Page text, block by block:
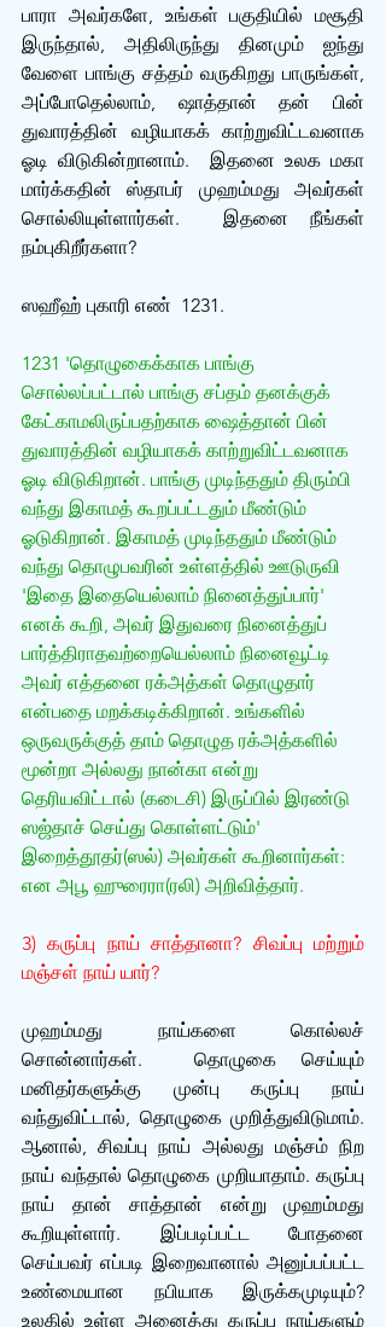
பாரா அவர்களே, உங்கள் பகுதியில் மசூதி
இருந்தால், அதிலிருந்து தினமும் ஐந்து
வேளை பாங்கு சத்தம் வருகிறது பாருங்கள்,
அப்போதெல்லாம், ஷாத்தான் தன் பின்
துவாரத்தின் வழியாகக் காற்றுவிட்டவனாக
ஓடி விடுகின்றானாம்.  இதனை உலக மகா
மார்க்கதின் ஸ்தாபர் முஹம்மது அவர்கள்
சொல்லியுள்ளார்கள்.  இதனை நீங்கள்
நம்புகிறீர்களா?
ஸஹீஹ் புகாரி எண்  1231.
1231 'தொழுகைக்காக பாங்கு
சொல்லப்பட்டால் பாங்கு சப்தம் தனக்குக்
கேட்காமலிருப்பதற்காக ஷைத்தான் பின்
துவாரத்தின் வழியாகக் காற்றுவிட்டவனாக
ஓடி விடுகிறான். பாங்கு முடிந்ததும் திரும்பி
வந்து இகாமத் கூறப்பட்டதும் மீண்டும்
ஓடுகிறான். இகாமத் முடிந்ததும் மீண்டும்
வந்து தொழுபவரின் உள்ளத்தில் ஊடுருவி
'இதை இதையெல்லாம் நினைத்துப்பார்'
எனக் கூறி, அவர் இதுவரை நினைத்துப்
பார்த்திராதவற்றையெல்லாம் நினைவூட்டி
அவர் எத்தனை ரக்அத்கள் தொழுதார்
என்பதை மறக்கடிக்கிறான். உங்களில்
ஒருவருக்குத் தாம் தொழுத ரக்அத்களில்
மூன்றா அல்லது நான்கா என்று
தெரியவிட்டால் (கடைசி) இருப்பில் இரண்டு
ஸஜ்தாச் செய்து கொள்ளட்டும்'
இறைத்தூதர்(ஸல்) அவர்கள் கூறினார்கள்:
என அபூ ஹுரைரா(ரலி) அறிவித்தார்.
3) கருப்பு நாய் சாத்தானா? சிவப்பு மற்றும்
மஞ்சள் நாய் யார்?
முஹம்மது நாய்களை கொல்லச்
சொன்னார்கள்.  தொழுகை செய்யும்
மனிதர்களுக்கு முன்பு கருப்பு நாய்
வந்துவிட்டால், தொழுகை முறித்துவிடுமாம்.
ஆனால், சிவப்பு நாய் அல்லது மஞ்சம் நிற
நாய் வந்தால் தொழுகை முறியாதாம். கருப்பு
நாய் தான் சாத்தான் என்று முஹம்மது
கூறியுள்ளார். இப்படிப்பட்ட போதனை
செய்பவர் எப்படி இறைவானால் அனுப்பப்பட்ட
உண்மையான நபியாக இருக்கமுடியும்?
உலகில் உள்ள அனைத்து கருப்பு நாய்களும்